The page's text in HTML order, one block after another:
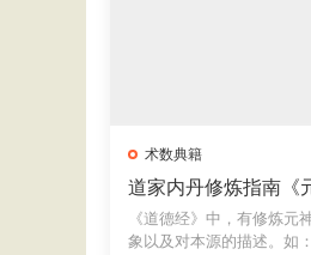
术数典籍
道家内丹修炼指南《
法》
《道德经》中，有修炼元
象以及对本源的描述。如